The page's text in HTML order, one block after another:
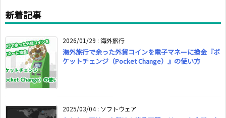
新着記事
2026/01/29 : 海外旅行
海外旅行で余った外貨コインを電子マネーに換金『ポ
ケットチェンジ（Pocket Change）』の使い方
2025/03/04: ソフトウェア